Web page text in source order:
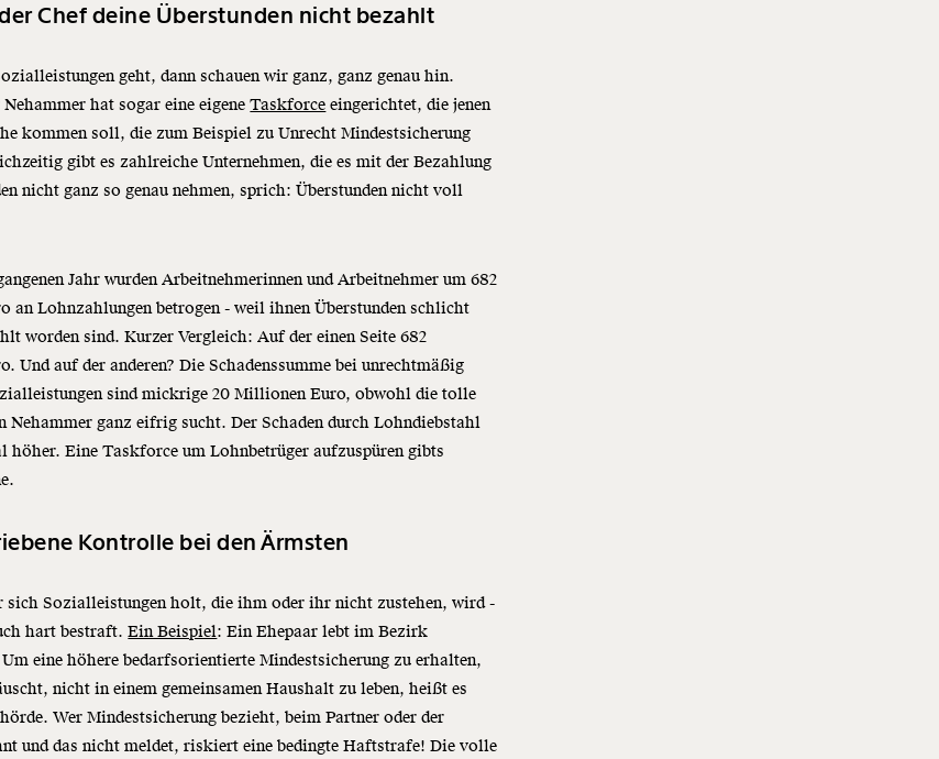
Chef deine Überstunden nicht bezahlt
geht, dann schauen wir ganz, ganz genau hin.
hat sogar eine eigeneTaskforce eingerichtet, die jenen
kommen soll, die zum Beispiel zu Unrecht Mindestsicherung
gibt es zahlreiche Unternehmen, die es mit der Bezahlung
nicht ganz so genau nehmen, sprich: Überstunden nicht voll
Jahr wurden Arbeitnehmerinnen und Arbeitnehmer um 682
an Lohnzahlungen betrogen - weil ihnen Überstunden schlicht
worden sind. Kurzer Vergleich: Auf der einen Seite 682
Und auf der anderen? Die Schadenssumme bei unrechtmäßig
sind mickrige 20 Millionen Euro, obwohl die tolle
Nehammer ganz eifrig sucht. Der Schaden durch Lohndiebstahl
höher. Eine Taskforce um Lohnbetrüger aufzuspüren gibts
Kontrolle bei den Ärmsten
sich Sozialleistungen holt, die ihm oder ihr nicht zustehen, wird -
hart bestraft.Ein Beispiel: Ein Ehepaar lebt im Bezirk
eine höhere bedarfsorientierte Mindestsicherung zu erhalten,
nicht in einem gemeinsamen Haushalt zu leben, heißt es
Wer Mindestsicherung bezieht, beim Partner oder der
und das nicht meldet, riskiert eine bedingte Haftstrafe! Die volle